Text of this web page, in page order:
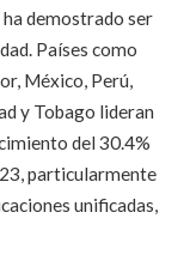
demostrado ser
Países como
México, Perú,
y Tobago lideran
del 30.4%
particularmente
unificadas,